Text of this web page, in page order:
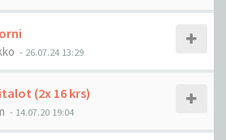
- 26.07.24 13:29
(2x 16 krs)
- 14.07.20 19:04